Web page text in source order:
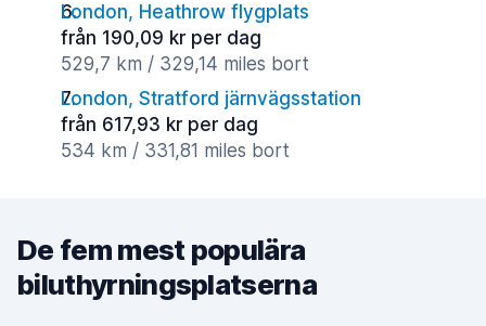
London, Heathrow flygplats
från 190,09 kr per dag
529,7 km / 329,14 miles bort
London, Stratford järnvägsstation
från 617,93 kr per dag
534 km / 331,81 miles bort
De fem mest populära
biluthyrningsplatserna